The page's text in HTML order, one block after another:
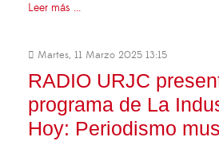
Leer más ...
Martes, 11 Marzo 2025 13:15
RADIO URJC
programa de La
Hoy: Periodismo